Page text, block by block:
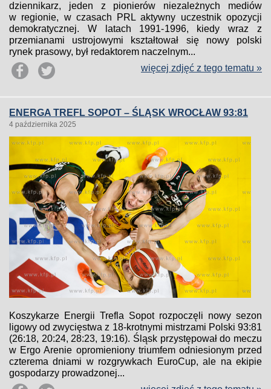
dziennikarz, jeden z pionierów niezależnych mediów
w regionie, w czasach PRL aktywny uczestnik opozycji
demokratycznej. W latach 1991-1996, kiedy wraz z
przemianami ustrojowymi kształtował się nowy polski
rynek prasowy, był redaktorem naczelnym...
więcej zdjęć z tego tematu »
ENERGA TREFL SOPOT – ŚLĄSK WROCŁAW 93:81
4 października 2025
Koszykarze Energii Trefla Sopot rozpoczęli nowy sezon
ligowy od zwycięstwa z 18-krotnymi mistrzami Polski 93:81
(26:18, 20:24, 28:23, 19:16). Śląsk przystępował do meczu
w Ergo Arenie opromieniony triumfem odniesionym przed
czterema dniami w rozgrywkach EuroCup, ale na ekipie
gospodarzy prowadzonej...